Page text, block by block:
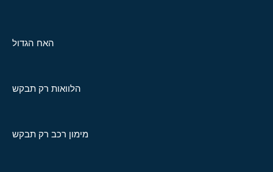
האח הגדול
הלוואות רק תבקש
מימון רכב רק תבקש